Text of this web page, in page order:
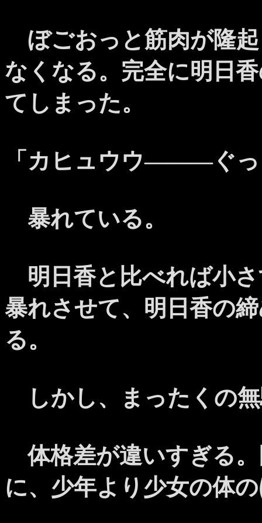
ぼごおっと筋肉が隆
なくなる。完全に明日
てしまった。
「カヒュウウ―――ぐっ
暴れている。
明日香と比べれば小
暴れさせて、明日香の
る。
しかし、まったくの
体格差が違いすぎる
に、少年より少女の体